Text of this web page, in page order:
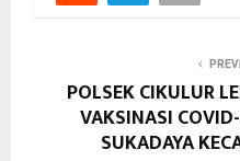
POLSEK CIKULUR
VAKSINASI
SUKADAYA